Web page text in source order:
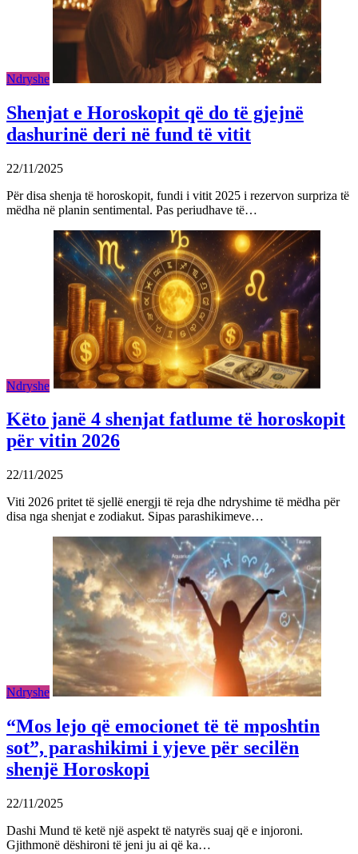
Ndryshe
Shenjat e Horoskopit që do të gjejnë
dashurinë deri në fund të vitit
22/11/2025
Për disa shenja të horoskopit, fundi i vitit 2025 i rezervon surpriza të
mëdha në planin sentimental. Pas periudhave të…
Ndryshe
Këto janë 4 shenjat fatlume të horoskopit
për vitin 2026
22/11/2025
Viti 2026 pritet të sjellë energji të reja dhe ndryshime të mëdha për
disa nga shenjat e zodiakut. Sipas parashikimeve…
Ndryshe
“Mos lejo që emocionet të të mposhtin
sot”, parashikimi i yjeve për secilën
shenjë Horoskopi
22/11/2025
Dashi Mund të ketë një aspekt të natyrës suaj që e injoroni.
Gjithmonë dëshironi të jeni ju ai që ka…